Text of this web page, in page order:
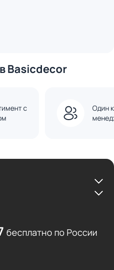
Basicdecor
с
Один
бесплатно по России